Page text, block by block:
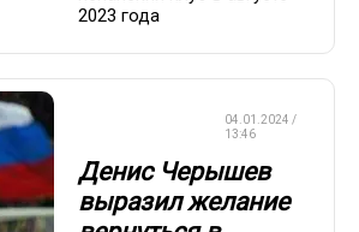
2023 года
04.01.2024 /
13:46
Денис Черышев
выразил желание